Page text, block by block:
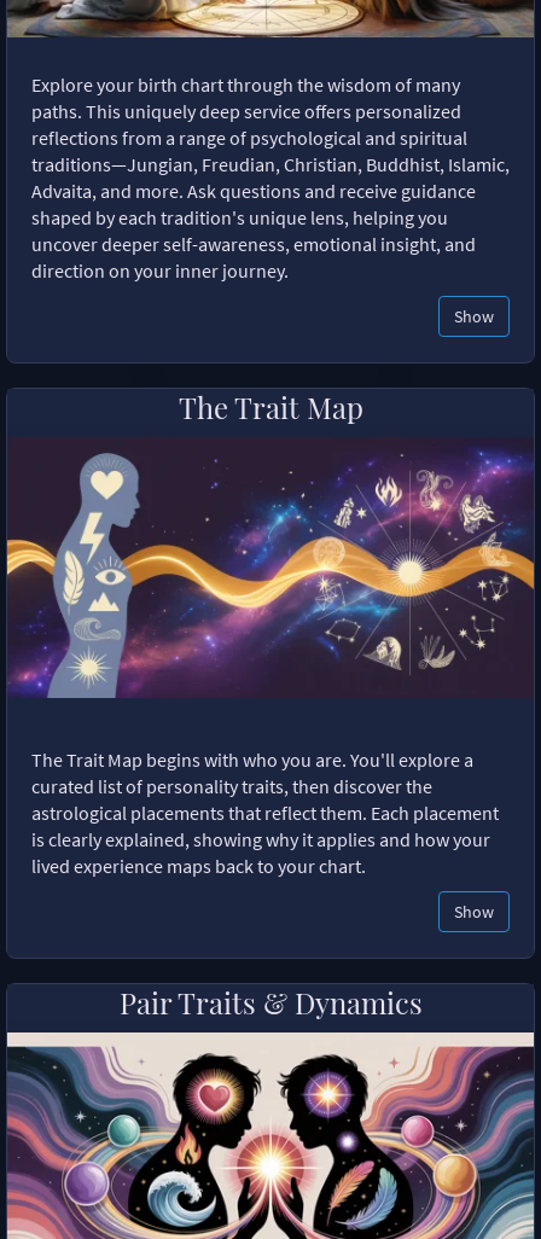
Explore your birth chart through the wisdom of many
paths. This uniquely deep service offers personalized
reflections from a range of psychological and spiritual
traditions—Jungian, Freudian, Christian, Buddhist, Islamic,
Advaita, and more. Ask questions and receive guidance
shaped by each tradition's unique lens, helping you
uncover deeper self-awareness, emotional insight, and
direction on your inner journey.
Show
The Trait Map
The Trait Map begins with who you are. You'll explore a
curated list of personality traits, then discover the
astrological placements that reflect them. Each placement
is clearly explained, showing why it applies and how your
lived experience maps back to your chart.
Show
Pair Traits & Dynamics